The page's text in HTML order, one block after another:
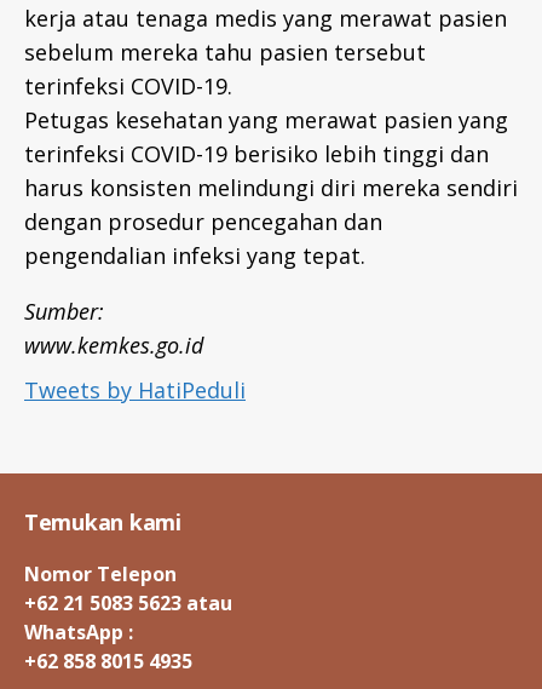
kerja atau tenaga medis yang merawat pasien
sebelum mereka tahu pasien tersebut
terinfeksi COVID-19.
Petugas kesehatan yang merawat pasien yang
terinfeksi COVID-19 berisiko lebih tinggi dan
harus konsisten melindungi diri mereka sendiri
dengan prosedur pencegahan dan
pengendalian infeksi yang tepat.
Sumber:
www.kemkes.go.id
Tweets by HatiPeduli
Temukan kami
Nomor Telepon
+62 21 5083 5623 atau
WhatsApp :
+62 858 8015 4935